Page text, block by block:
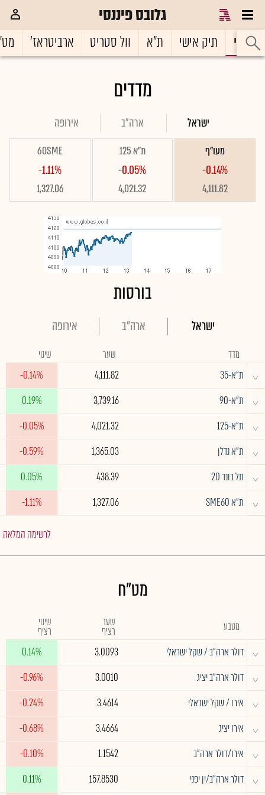
גלובס פיננסי
ראשי תיק אישי ת"א וול סטריט ארביטראז'
מדדים
ישראל ארה"ב אירופה
מעו"ף
-0.14%
4,111.82
ת"א 125
-0.05%
4,021.32
60SME
-1.11%
1,327.06
בורסות
ישראל ארה"ב אירופה
מדד שער שינוי
^ ת"א-35 4,111.82
-0.14%
^ ת"א-90 3,739.16
0.19%
^ ת"א-125 4,021.32
-0.05%
^ ת"א נדלן 1,365.03
-0.59%
^ תל בונד 20 438.39
0.05%
^ ת"א SME60 1,327.06
-1.11%
לרשימה המלאה
מט"ח
מטבע שער
רציף
שינוי
רציף
^ דולר ארה"ב / שקל ישראלי 3.0093
0.14%
^ דולר ארה"ב יציג 3.0010
-0.96%
^ אירו / שקל ישראלי 3.4614
-0.24%
^ אירו יציג 3.4664
-0.68%
^ אירו/דולר ארה"ב 1.1542
-0.10%
^ דולר ארה"ב/ין יפני 157.8530
0.11%